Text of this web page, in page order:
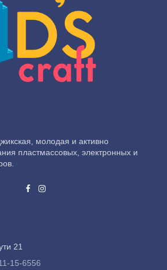
молодая и активно
пластмассовых, электронных и
21
15-6556